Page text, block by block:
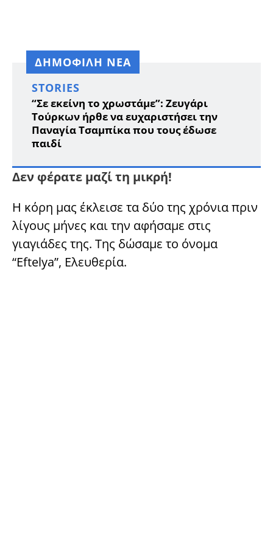
ΔΗΜΟΦΙΛΗ ΝΕΑ
STORIES
“Σε εκείνη το χρωστάμε”: Ζευγάρι
Τούρκων ήρθε να ευχαριστήσει την
Παναγία Τσαμπίκα που τους έδωσε
παιδί
Δεν φέρατε μαζί τη μικρή!
Η κόρη μας έκλεισε τα δύο της χρόνια πριν
λίγους μήνες και την αφήσαμε στις
γιαγιάδες της. Της δώσαμε το όνομα
“Eftelya”, Ελευθερία.